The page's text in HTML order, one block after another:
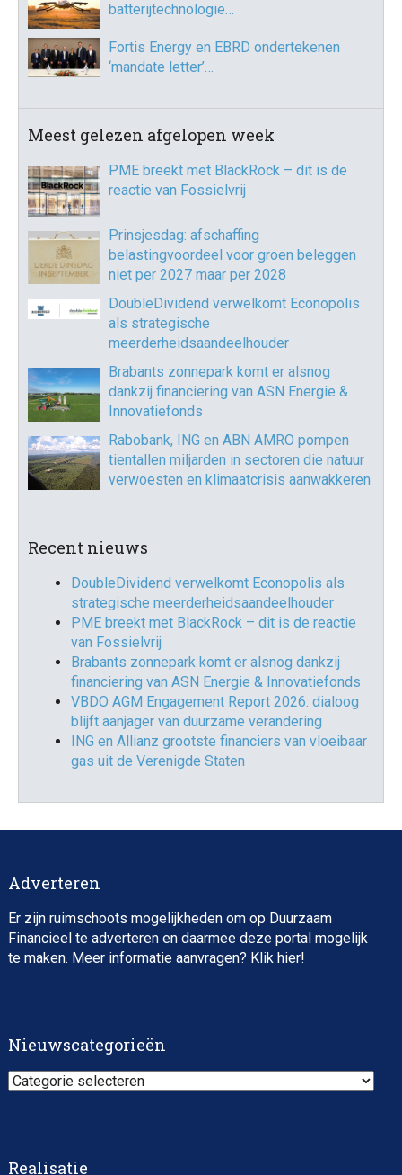
batterijtechnologie…
Fortis Energy en EBRD ondertekenen
‘mandate letter’…
Meest gelezen afgelopen week
PME breekt met BlackRock – dit is de
reactie van Fossielvrij
Prinsjesdag: afschaffing
belastingvoordeel voor groen beleggen
niet per 2027 maar per 2028
DoubleDividend verwelkomt Econopolis
als strategische
meerderheidsaandeelhouder
Brabants zonnepark komt er alsnog
dankzij financiering van ASN Energie &
Innovatiefonds
Rabobank, ING en ABN AMRO pompen
tientallen miljarden in sectoren die natuur
verwoesten en klimaatcrisis aanwakkeren
Recent nieuws
DoubleDividend verwelkomt Econopolis als
strategische meerderheidsaandeelhouder
PME breekt met BlackRock – dit is de reactie
van Fossielvrij
Brabants zonnepark komt er alsnog dankzij
financiering van ASN Energie & Innovatiefonds
VBDO AGM Engagement Report 2026: dialoog
blijft aanjager van duurzame verandering
ING en Allianz grootste financiers van vloeibaar
gas uit de Verenigde Staten
Adverteren
Er zijn ruimschoots mogelijkheden om op Duurzaam
Financieel te adverteren en daarmee deze portal mogelijk
te maken. Meer informatie aanvragen? Klik hier!
Nieuwscategorieën
Nieuwscategorieën
Realisatie